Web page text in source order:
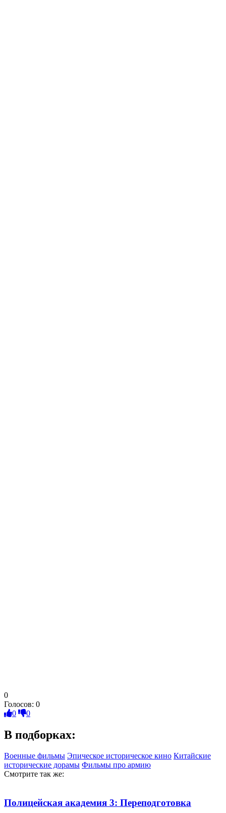
0
Голосов: 0
0
0
В подборках:
Военные фильмы Эпическое историческое кино Китайские
исторические дорамы Фильмы про армию
Смотрите так же:
Полицейская академия 3: Переподготовка